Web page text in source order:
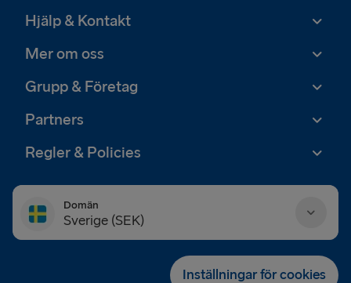
Hjälp & Kontakt
Mer om oss
Grupp & Företag
Partners
Regler & Policies
Domän
Sverige (SEK)
Inställningar för cookies